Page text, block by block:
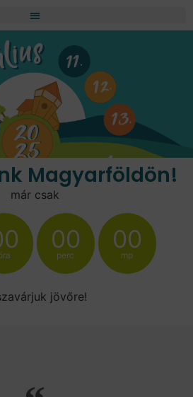
Magyarföldön!
már csak
00
perc
00
mp
jövőre!